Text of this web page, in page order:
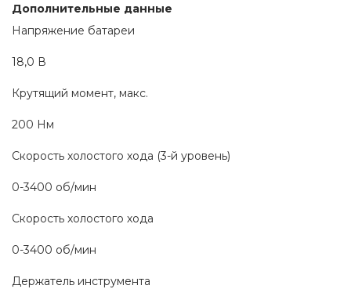
Дополнительные данные
Напряжение батареи
18,0 В
Крутящий момент, макс.
200 Нм
Скорость холостого хода (3-й уровень)
0-3400 об/мин
Скорость холостого хода
0-3400 об/мин
Держатель инструмента